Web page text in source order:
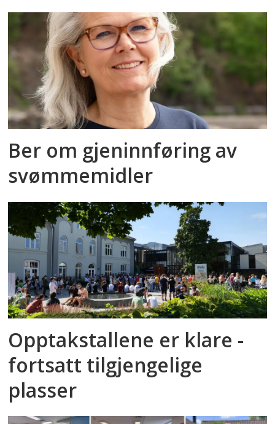
Ber om gjeninnføring av
svømmemidler
Opptakstallene er klare -
fortsatt tilgjengelige
plasser